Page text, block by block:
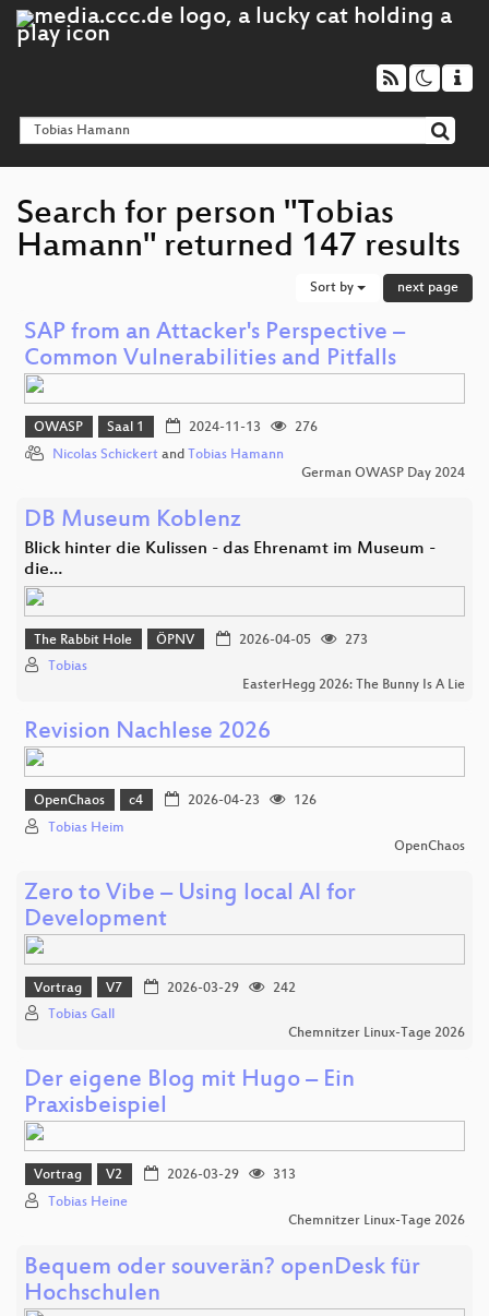
Search for person "Tobias
Hamann" returned 147 results
Sort by next page
SAP from an Attacker's Perspective –
Common Vulnerabilities and Pitfalls
OWASP Saal 1 2024-11-13
276
Nicolas Schickert and Tobias Hamann
German OWASP Day 2024
DB Museum Koblenz
Blick hinter die Kulissen - das Ehrenamt im Museum -
die…
The Rabbit Hole ÖPNV 2026-04-05
273
Tobias
EasterHegg 2026: The Bunny Is A Lie
Revision Nachlese 2026
OpenChaos c4 2026-04-23
126
Tobias Heim
OpenChaos
Zero to Vibe – Using local AI for
Development
Vortrag V7 2026-03-29
242
Tobias Gall
Chemnitzer Linux-Tage 2026
Der eigene Blog mit Hugo – Ein
Praxisbeispiel
Vortrag V2 2026-03-29
313
Tobias Heine
Chemnitzer Linux-Tage 2026
Bequem oder souverän? openDesk für
Hochschulen